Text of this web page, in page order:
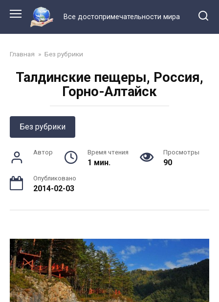
контенту
Все достопримечательности мира
Главная » Без рубрики
Талдинские пещеры, Россия,
Горно-Алтайск
Без рубрики
Автор Время чтения
1 мин.
Просмотры
90
Опубликовано
2014-02-03